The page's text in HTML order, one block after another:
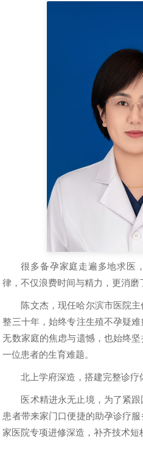
很多备孕家庭走遍多地求医
律，不仅浪费时间与精力，更消磨
陈文杰，现任哈尔滨市医院
整三十年，始终专注生殖不孕疑
无数家庭的焦虑与遗憾，也始终
一位患者的生育难题。
北上学府深造，搭建完整诊疗
医术精进永无止境，为了紧
患者带来家门口便捷的助孕诊疗
家医院专项进修深造，补齐技术短